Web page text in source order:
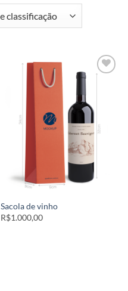
Sacola de vinho
R$1.000,00